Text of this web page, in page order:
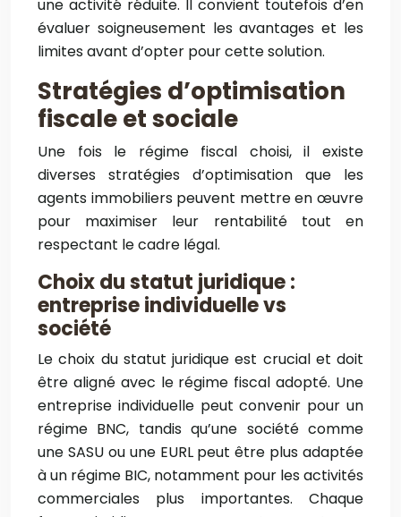
une activité réduite. Il convient toutefois d’en
évaluer soigneusement les avantages et les
limites avant d’opter pour cette solution.
Stratégies d’optimisation
fiscale et sociale
Une fois le régime fiscal choisi, il existe
diverses stratégies d’optimisation que les
agents immobiliers peuvent mettre en œuvre
pour maximiser leur rentabilité tout en
respectant le cadre légal.
Choix du statut juridique :
entreprise individuelle vs
société
Le choix du statut juridique est crucial et doit
être aligné avec le régime fiscal adopté. Une
entreprise individuelle peut convenir pour un
régime BNC, tandis qu’une société comme
une SASU ou une EURL peut être plus adaptée
à un régime BIC, notamment pour les activités
commerciales plus importantes. Chaque